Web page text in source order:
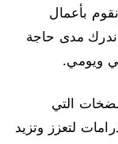
بأعمال
ندرك مدى حاجة
ويومي.
التي
لتعزز وتزيد